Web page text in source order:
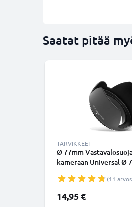
Saatat pitää
TARVIKKEET
Ø 77mm
kameraan Universal Ø
kukkamalli / tulppaani
vastavalosuoja
CELLONIC
(11
14,95 €